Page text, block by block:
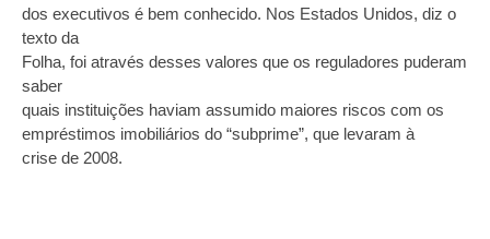
dos executivos é bem conhecido. Nos Estados Unidos, diz o
texto da
Folha, foi através desses valores que os reguladores puderam
saber
quais instituições haviam assumido maiores riscos com os
empréstimos imobiliários do “subprime”, que levaram à
crise de 2008.